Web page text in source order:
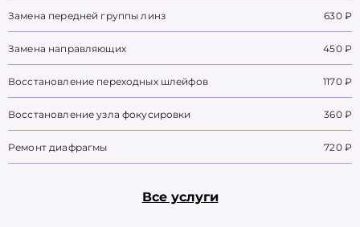
Замена передней группы линз 630 ₽
Замена направляющих 450 ₽
Восстановление переходных шлейфов 1170 ₽
Восстановление узла фокусировки 360 ₽
Ремонт диафрагмы 720 ₽
Все услуги